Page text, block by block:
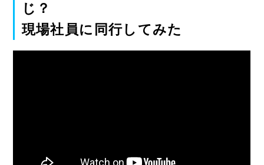
じ？
現場社員に同行してみた